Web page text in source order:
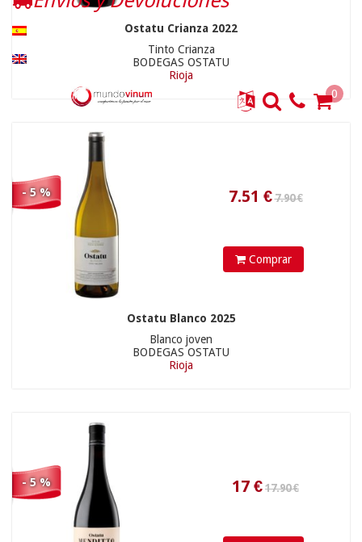
Ostatu Crianza 2022
Tinto Crianza
BODEGAS OSTATU
Rioja
- 5 %
Comprar
Ostatu Blanco 2025
Blanco joven
BODEGAS OSTATU
Rioja
- 5 %
€
0